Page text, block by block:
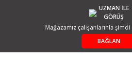
UZMAN İLE
GÖRÜŞ
Mağazamız çalışanlarınla şimdi
BAĞLAN